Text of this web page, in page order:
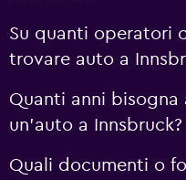
Su quanti operatori
trovare auto a
Quanti anni
un'auto a Innsbruck?
Quali documenti o